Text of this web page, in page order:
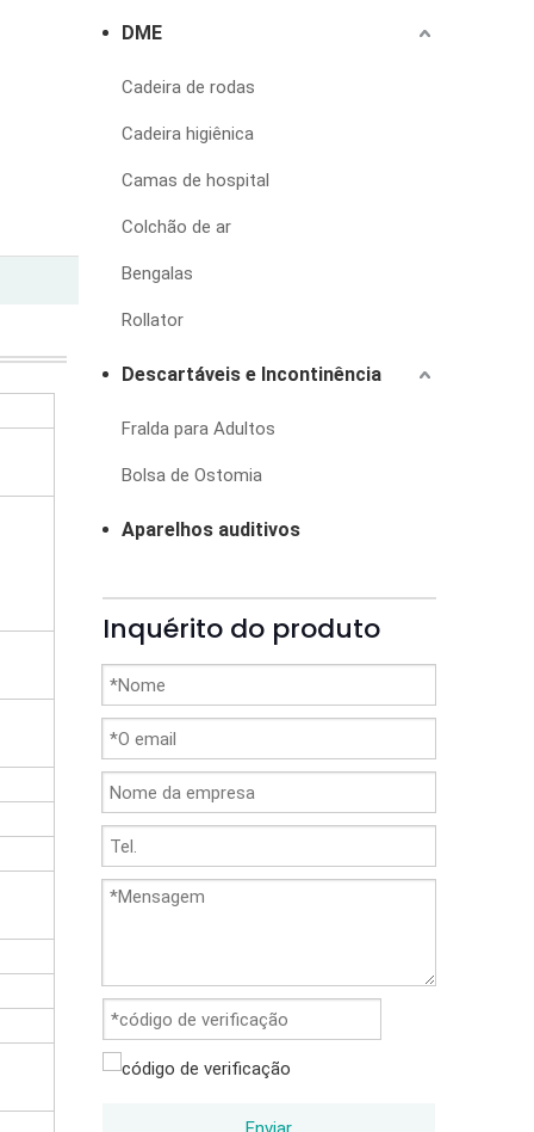
DME
Cadeira de rodas
Cadeira higiênica
Camas de hospital
Colchão de ar
Bengalas
Rollator
Descartáveis e Incontinência
Fralda para Adultos
Bolsa de Ostomia
Aparelhos auditivos
Inquérito do produto